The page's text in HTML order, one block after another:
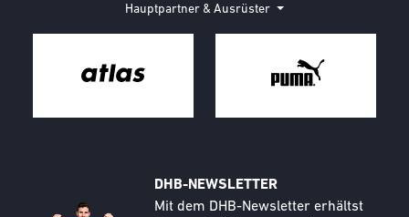
Hauptpartner & Ausrüster
DHB-NEWSLETTER
Text
Mit dem DHB-Newsletter erhältst